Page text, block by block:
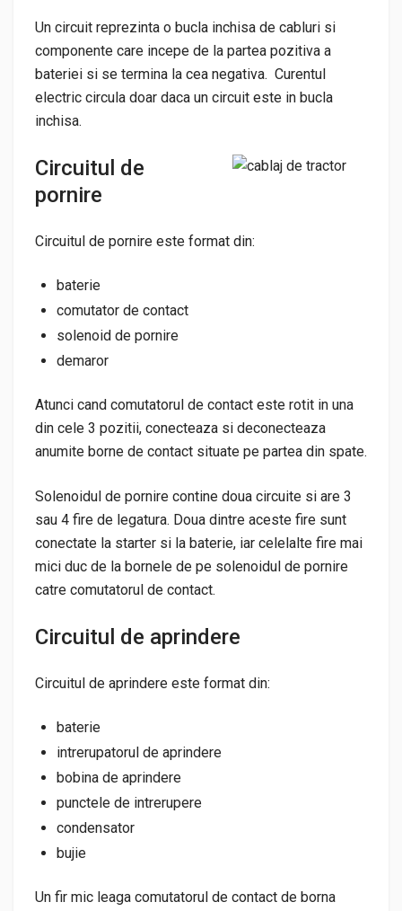
Un circuit reprezinta o bucla inchisa de cabluri si
componente care incepe de la partea pozitiva a
bateriei si se termina la cea negativa. Curentul
electric circula doar daca un circuit este in bucla
inchisa.
Circuitul de
pornire
Circuitul de pornire este format din:
baterie
comutator de contact
solenoid de pornire
demaror
Atunci cand comutatorul de contact este rotit in una
din cele 3 pozitii, conecteaza si deconecteaza
anumite borne de contact situate pe partea din spate.
Solenoidul de pornire contine doua circuite si are 3
sau 4 fire de legatura. Doua dintre aceste fire sunt
conectate la starter si la baterie, iar celelalte fire mai
mici duc de la bornele de pe solenoidul de pornire
catre comutatorul de contact.
Circuitul de aprindere
Circuitul de aprindere este format din:
baterie
intrerupatorul de aprindere
bobina de aprindere
punctele de intrerupere
condensator
bujie
Un fir mic leaga comutatorul de contact de borna